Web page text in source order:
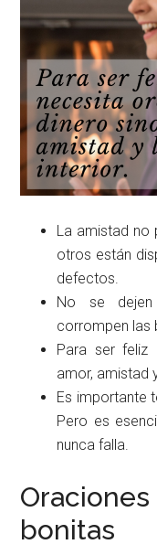
La amistad no
otros están
defectos.
No se dejen
corrompen las
Para ser
amor, amistad
Es importante
Pero es
nunca falla.
bonitas